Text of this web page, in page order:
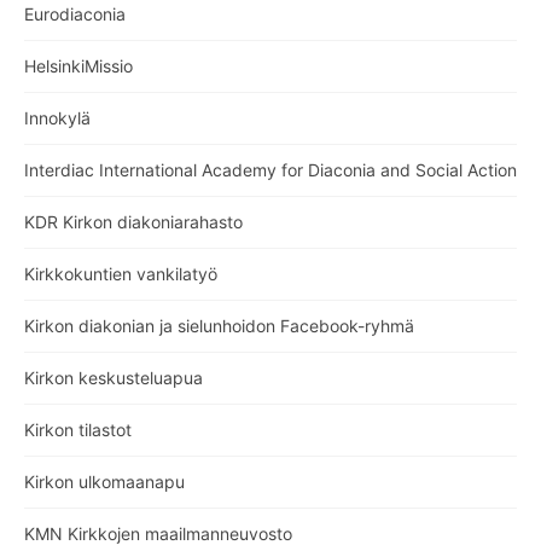
Eurodiaconia
HelsinkiMissio
Innokylä
Interdiac International Academy for Diaconia and Social Action
KDR Kirkon diakoniarahasto
Kirkkokuntien vankilatyö
Kirkon diakonian ja sielunhoidon Facebook-ryhmä
Kirkon keskusteluapua
Kirkon tilastot
Kirkon ulkomaanapu
KMN Kirkkojen maailmanneuvosto